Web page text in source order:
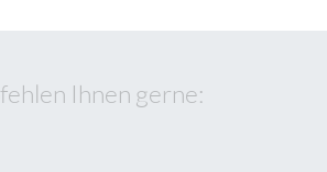
Ihnen gerne: